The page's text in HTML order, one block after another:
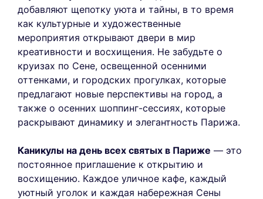
добавляют щепотку уюта и тайны, в то время
как культурные и художественные
мероприятия открывают двери в мир
креативности и восхищения. Не забудьте о
круизах по Сене, освещенной осенними
оттенками, и городских прогулках, которые
предлагают новые перспективы на город, а
также о осенних шоппинг-сессиях, которые
раскрывают динамику и элегантность Парижа.
Каникулы на день всех святых в Париже — это
постоянное приглашение к открытию и
восхищению. Каждое уличное кафе, каждый
уютный уголок и каждая набережная Сены